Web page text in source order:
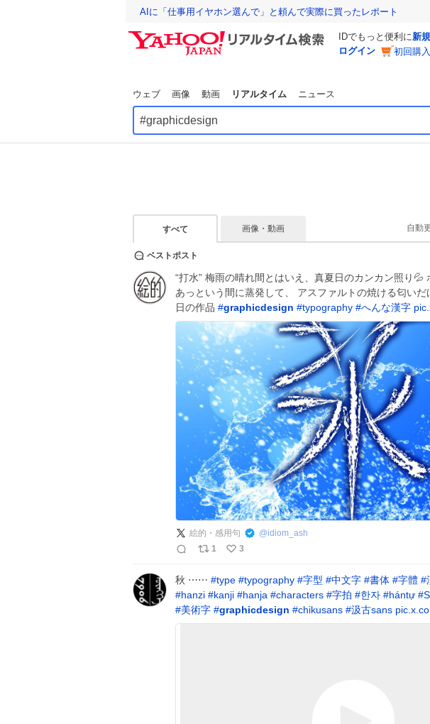
AIに「仕事用イヤホン選んで」と頼んで実際に買ったレポート
IDでもっと便利に新
ログイン
初回購
ウェブ 画像 動画 リアルタイム ニュース
すべて 画像・動画 自動
ベストポスト
“打水” 梅雨の晴れ間とはいえ、真夏日のカンカン照り💦
あっという間に蒸発して、 アスファルトの焼ける匂い
日の作品 #graphicdesign #typography #へんな漢字
絵的・感用句 @idiom_ash
1
3
秋 ⋯⋯ #type #typography #字型 #中文字 #書体 #字體 #
#hanzi #kanji #hanja #characters #字拍 #한자 #hántự #
#美術字 #graphicdesign #chikusans #汲古sans